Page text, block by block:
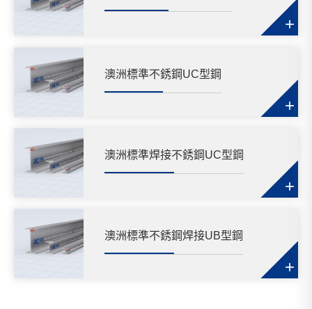
+
澳洲標準不銹鋼UC型鋼
+
澳洲標準焊接不銹鋼UC型鋼
+
澳洲標準不銹鋼焊接UB型鋼
+